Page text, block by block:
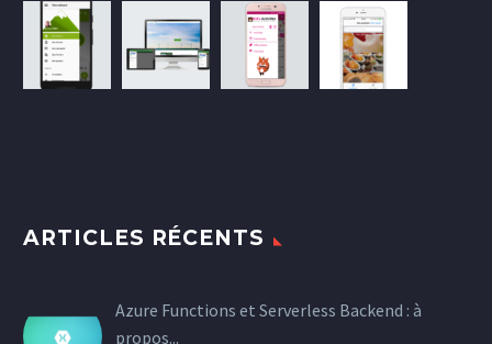
ARTICLES RÉCENTS
Azure Functions et Serverless Backend : à
propos...